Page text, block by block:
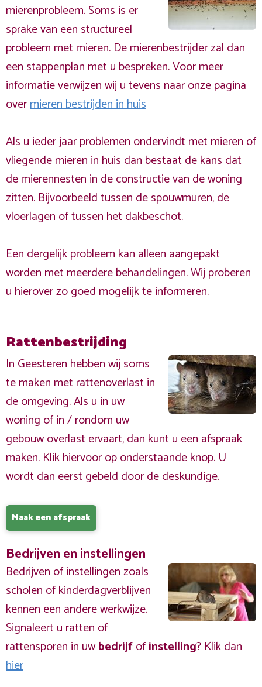
mierenprobleem. Soms is er
sprake van een structureel
probleem met mieren. De mierenbestrijder zal dan
een stappenplan met u bespreken. Voor meer
informatie verwijzen wij u tevens naar onze pagina
overmieren bestrijden in huis
Als u ieder jaar problemen ondervindt met mieren of
vliegende mieren in huis dan bestaat de kans dat
de mierennesten in de constructie van de woning
zitten. Bijvoorbeeld tussen de spouwmuren, de
vloerlagen of tussen het dakbeschot.
Een dergelijk probleem kan alleen aangepakt
worden met meerdere behandelingen. Wij proberen
u hierover zo goed mogelijk te informeren.
Rattenbestrijding
In Geesteren hebben wij soms
te maken met rattenoverlast in
de omgeving. Als u in uw
woning of in / rondom uw
gebouw overlast ervaart, dan kunt u een afspraak
maken. Klik hiervoor op onderstaande knop. U
wordt dan eerst gebeld door de deskundige.
Maak een afspraak
Bedrijven en instellingen
Bedrijven of instellingen zoals
scholen of kinderdagverblijven
kennen een andere werkwijze.
Signaleert u ratten of
rattensporen in uwbedrijfofinstelling? Klik dan
hier